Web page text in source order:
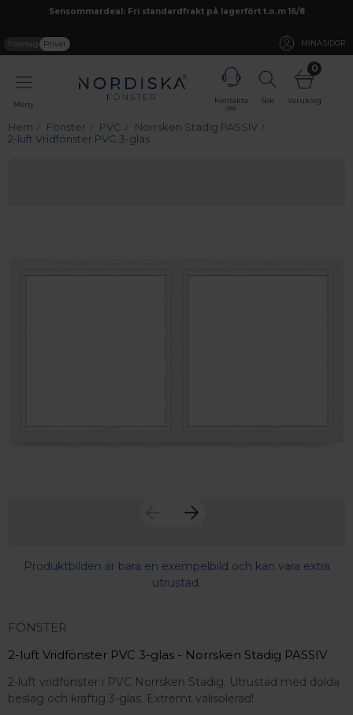
Sensommardeal: Fri standardfrakt på lagerfört t.o.m 16/8
Företag Privat MINA SIDOR
Meny
fokus på kvalitet, omtanke och djup kompetens.
Kontakta
oss
Sök
0
Varukorg
Hem Fönster PVC
Norrsken Stadig PASSIV
2-luft Vridfönster PVC 3-glas
Produktbilden är bara en exempelbild och kan vara extra
utrustad.
FÖNSTER
2-luft Vridfönster PVC 3-glas - Norrsken Stadig PASSIV
2-luft vridfönster i PVC Norrsken Stadig. Utrustad med dolda
beslag och kraftig 3-glas. Extremt välisolerad!